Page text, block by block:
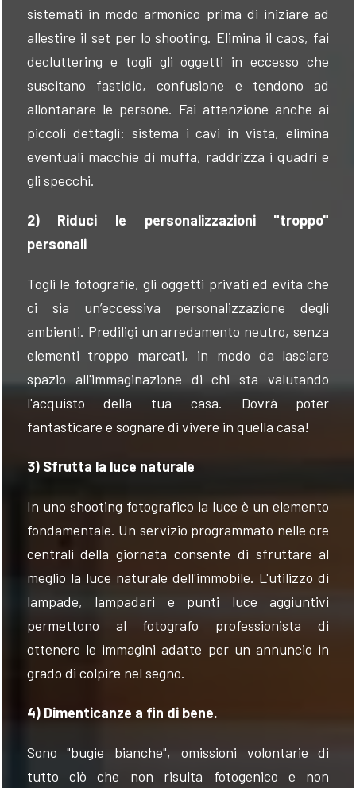
sistemati in modo armonico prima di iniziare ad
allestire il set per lo shooting. Elimina il caos, fai
decluttering e togli gli oggetti in eccesso che
suscitano fastidio, confusione e tendono ad
allontanare le persone. Fai attenzione anche ai
piccoli dettagli: sistema i cavi in vista, elimina
eventuali macchie di muffa, raddrizza i quadri e
gli specchi.
2) Riduci le personalizzazioni "troppo"
personali
Togli le fotografie, gli oggetti privati ed evita che
ci sia un’eccessiva personalizzazione degli
ambienti. Prediligi un arredamento neutro, senza
elementi troppo marcati, in modo da lasciare
spazio all'immaginazione di chi sta valutando
l'acquisto della tua casa. Dovrà poter
fantasticare e sognare di vivere in quella casa!
3) Sfrutta la luce naturale
In uno shooting fotografico la luce è un elemento
fondamentale. Un servizio programmato nelle ore
centrali della giornata consente di sfruttare al
meglio la luce naturale dell'immobile. L'utilizzo di
lampade, lampadari e punti luce aggiuntivi
permettono al fotografo professionista di
ottenere le immagini adatte per un annuncio in
grado di colpire nel segno.
4) Dimenticanze a fin di bene.
Sono "bugie bianche", omissioni volontarie di
tutto ciò che non risulta fotogenico e non